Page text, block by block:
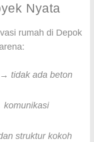
Nyata
rumah di Depok
tidak ada beton
komunikasi
struktur kokoh